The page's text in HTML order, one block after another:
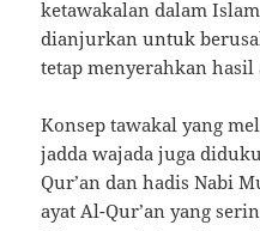
ketawakalan dalam
dianjurkan untuk
tetap menyerahkan
Konsep tawakal yang
jadda wajada juga
Qur’an dan hadis Nabi
ayat Al-Qur’an yang